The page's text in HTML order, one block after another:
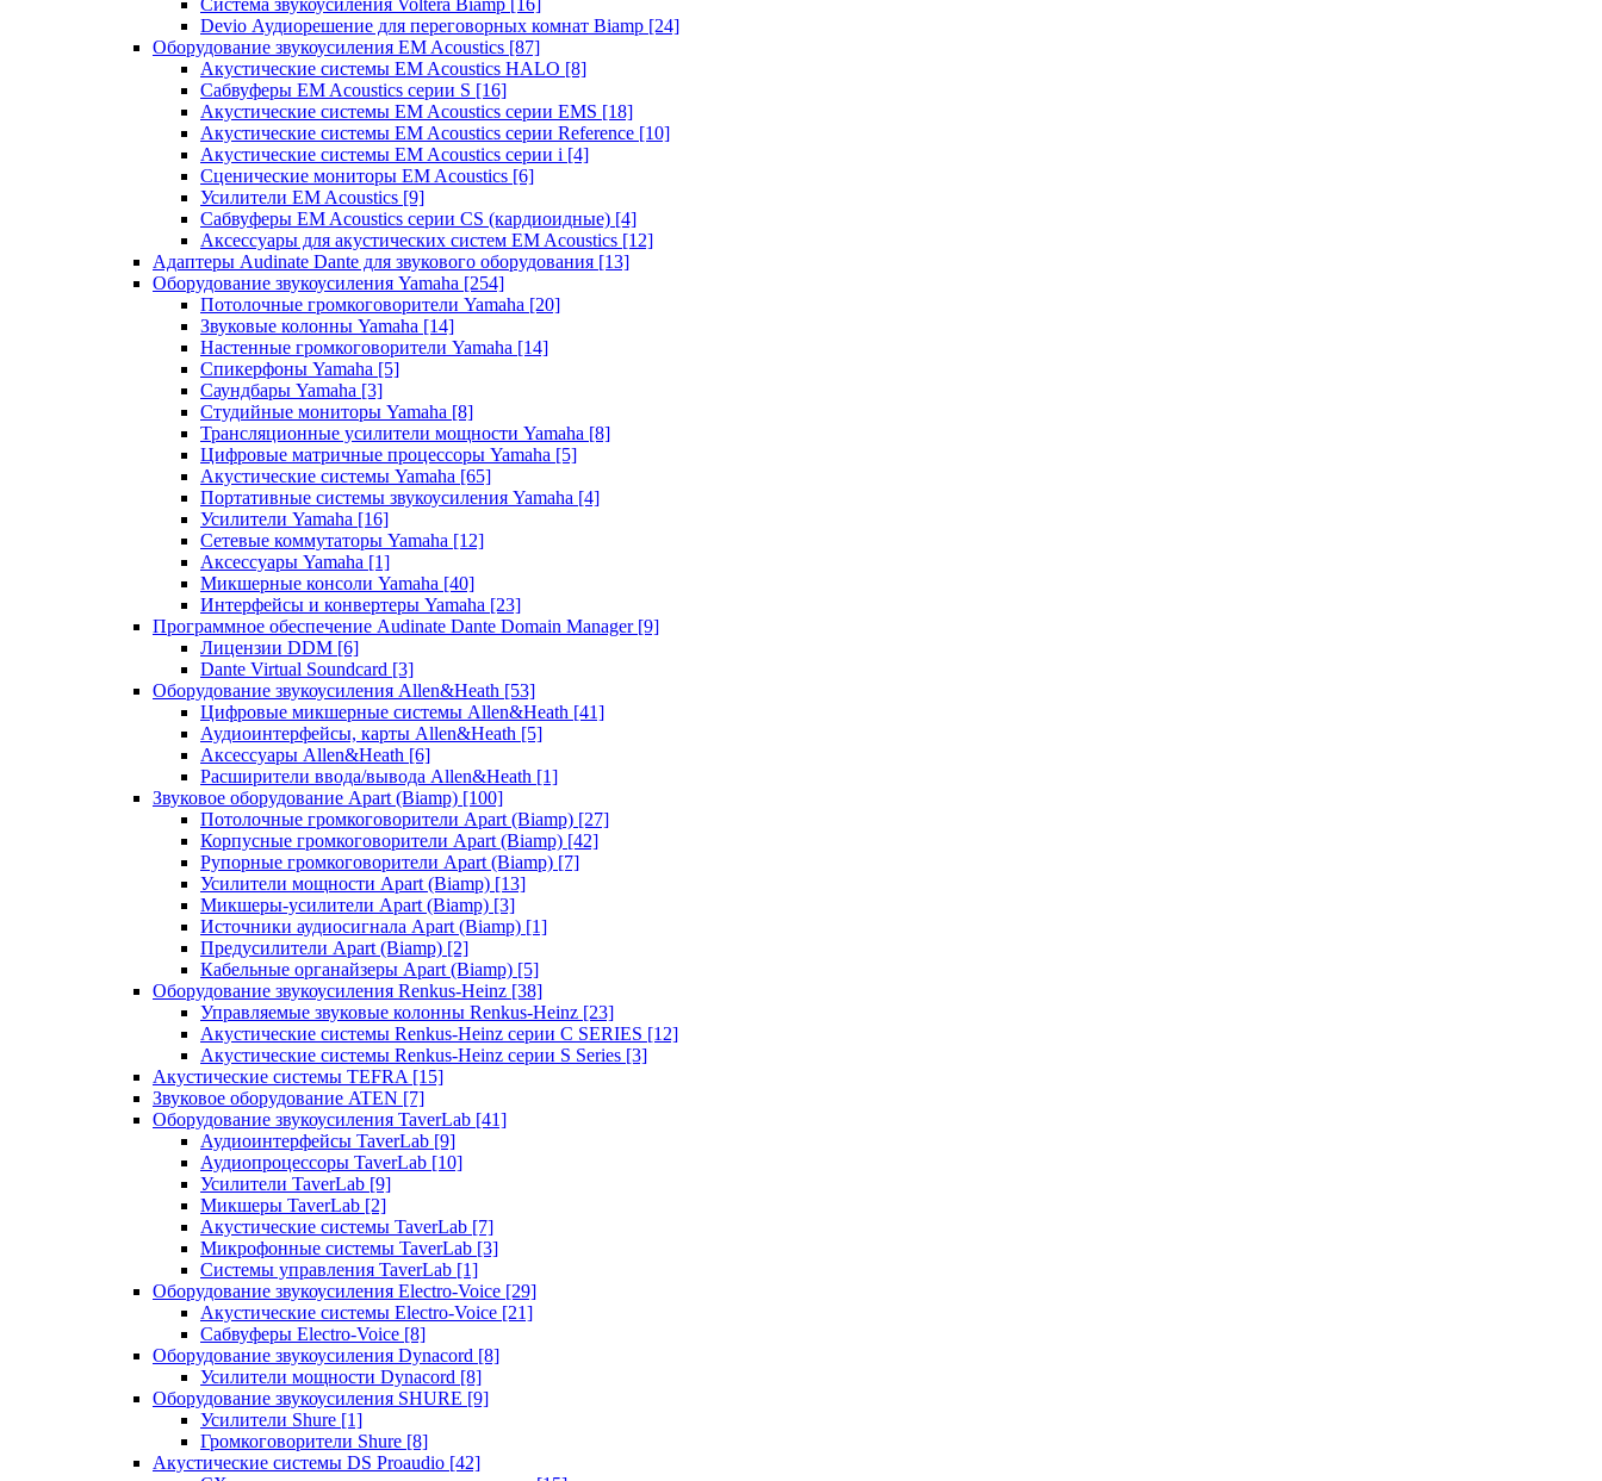
Система звукоусиления Voltera Biamp [16]
Devio Аудиорешение для переговорных комнат Biamp [24]
Оборудование звукоусиления EM Acoustics [87]
Акустические системы EM Acoustics HALO [8]
Сабвуферы EM Acoustics серии S [16]
Акустические системы EM Acoustics серии EMS [18]
Акустические системы EM Acoustics серии Reference [10]
Акустические системы EM Acoustics серии i [4]
Сценические мониторы EM Acoustics [6]
Усилители EM Acoustics [9]
Сабвуферы EM Acoustics серии CS (кардиоидные) [4]
Аксессуары для акустических систем EM Acoustics [12]
Адаптеры Audinate Dante для звукового оборудования [13]
Оборудование звукоусиления Yamaha [254]
Потолочные громкоговорители Yamaha [20]
Звуковые колонны Yamaha [14]
Настенные громкоговорители Yamaha [14]
Спикерфоны Yamaha [5]
Саундбары Yamaha [3]
Студийные мониторы Yamaha [8]
Трансляционные усилители мощности Yamaha [8]
Цифровые матричные процессоры Yamaha [5]
Акустические системы Yamaha [65]
Портативные системы звукоусиления Yamaha [4]
Усилители Yamaha [16]
Сетевые коммутаторы Yamaha [12]
Аксессуары Yamaha [1]
Микшерные консоли Yamaha [40]
Интерфейсы и конвертеры Yamaha [23]
Программное обеспечение Audinate Dante Domain Manager [9]
Лицензии DDM [6]
Dante Virtual Soundcard [3]
Оборудование звукоусиления Allen&Heath [53]
Цифровые микшерные системы Allen&Heath [41]
Аудиоинтерфейсы, карты Allen&Heath [5]
Аксессуары Allen&Heath [6]
Расширители ввода/вывода Allen&Heath [1]
Звуковое оборудование Apart (Biamp) [100]
Потолочные громкоговорители Apart (Biamp) [27]
Корпусные громкоговорители Apart (Biamp) [42]
Рупорные громкоговорители Apart (Biamp) [7]
Усилители мощности Apart (Biamp) [13]
Микшеры-усилители Apart (Biamp) [3]
Источники аудиосигнала Apart (Biamp) [1]
Предусилители Apart (Biamp) [2]
Кабельные органайзеры Apart (Biamp) [5]
Оборудование звукоусиления Renkus-Heinz [38]
Управляемые звуковые колонны Renkus-Heinz [23]
Акустические системы Renkus-Heinz серии C SERIES [12]
Акустические системы Renkus-Heinz серии S Series [3]
Акустические системы TEFRA [15]
Звуковое оборудование ATEN [7]
Оборудование звукоусиления TaverLab [41]
Аудиоинтерфейсы TaverLab [9]
Аудиопроцессоры TaverLab [10]
Усилители TaverLab [9]
Микшеры TaverLab [2]
Акустические системы TaverLab [7]
Микрофонные системы TaverLab [3]
Системы управления TaverLab [1]
Оборудование звукоусиления Electro-Voice [29]
Акустические системы Electro-Voice [21]
Сабвуферы Electro-Voice [8]
Оборудование звукоусиления Dynacord [8]
Усилители мощности Dynacord [8]
Оборудование звукоусиления SHURE [9]
Усилители Shure [1]
Громкоговорители Shure [8]
Акустические системы DS Proaudio [42]